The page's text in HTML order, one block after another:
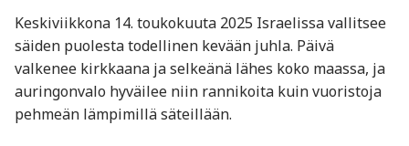
Keskiviikkona 14. toukokuuta 2025 Israelissa vallitsee
säiden puolesta todellinen kevään juhla. Päivä
valkenee kirkkaana ja selkeänä lähes koko maassa, ja
auringonvalo hyväilee niin rannikoita kuin vuoristoja
pehmeän lämpimillä säteillään.